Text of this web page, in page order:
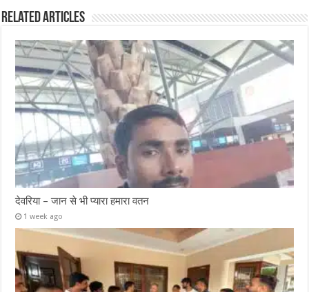
Related Articles
देवरिया – जान से भी प्यारा हमारा वतन
1 week ago